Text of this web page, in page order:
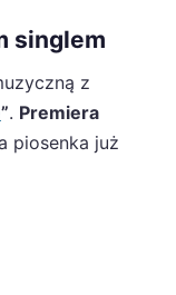
singlem
z
”. Premiera
piosenka już